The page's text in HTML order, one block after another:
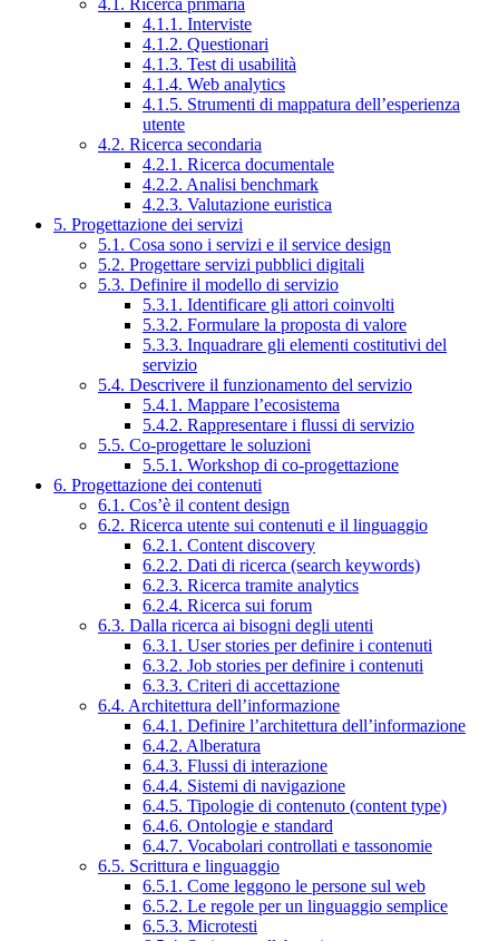
4.1.1. Interviste
4.1.2. Questionari
4.1.3. Test di usabilità
4.1.4. Web analytics
4.1.5. Strumenti di mappatura dell’esperienza
utente
4.2. Ricerca secondaria
4.2.1. Ricerca documentale
4.2.2. Analisi benchmark
4.2.3. Valutazione euristica
5. Progettazione dei servizi
5.1. Cosa sono i servizi e il service design
5.2. Progettare servizi pubblici digitali
5.3. Definire il modello di servizio
5.3.1. Identificare gli attori coinvolti
5.3.2. Formulare la proposta di valore
5.3.3. Inquadrare gli elementi costitutivi del
servizio
5.4. Descrivere il funzionamento del servizio
5.4.1. Mappare l’ecosistema
5.4.2. Rappresentare i flussi di servizio
5.5. Co-progettare le soluzioni
5.5.1. Workshop di co-progettazione
6. Progettazione dei contenuti
6.1. Cos’è il content design
6.2. Ricerca utente sui contenuti e il linguaggio
6.2.1. Content discovery
6.2.2. Dati di ricerca (search keywords)
6.2.3. Ricerca tramite analytics
6.2.4. Ricerca sui forum
6.3. Dalla ricerca ai bisogni degli utenti
6.3.1. User stories per definire i contenuti
6.3.2. Job stories per definire i contenuti
6.3.3. Criteri di accettazione
6.4. Architettura dell’informazione
6.4.1. Definire l’architettura dell’informazione
6.4.2. Alberatura
6.4.3. Flussi di interazione
6.4.4. Sistemi di navigazione
6.4.5. Tipologie di contenuto (content type)
6.4.6. Ontologie e standard
6.4.7. Vocabolari controllati e tassonomie
6.5. Scrittura e linguaggio
6.5.1. Come leggono le persone sul web
6.5.2. Le regole per un linguaggio semplice
6.5.3. Microtesti